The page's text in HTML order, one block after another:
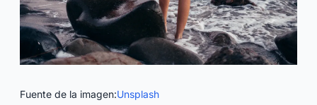
Consultar Ahora
Fuente de la imagen:Unsplash